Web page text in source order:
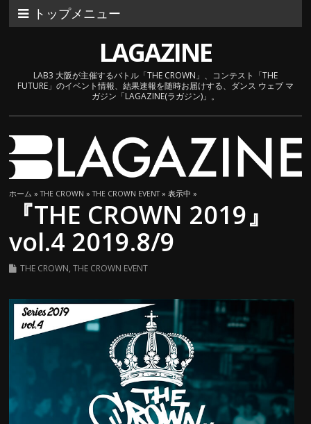
トップメニュー
LAGAZINE
LAB3 大阪が主催するバトル「THE CROWN」、コンテスト「THE
FUTURE」のイベント情報、結果速報を随時お届けする、ダンス ウェブ マ
ガジン「LAGAZINE(ラガジン)」。
ホーム »THE CROWN »THE CROWN EVENT» 表示中 »
『THE CROWN 2019』
vol.4 2019.8/9
THE CROWN,THE CROWN EVENT